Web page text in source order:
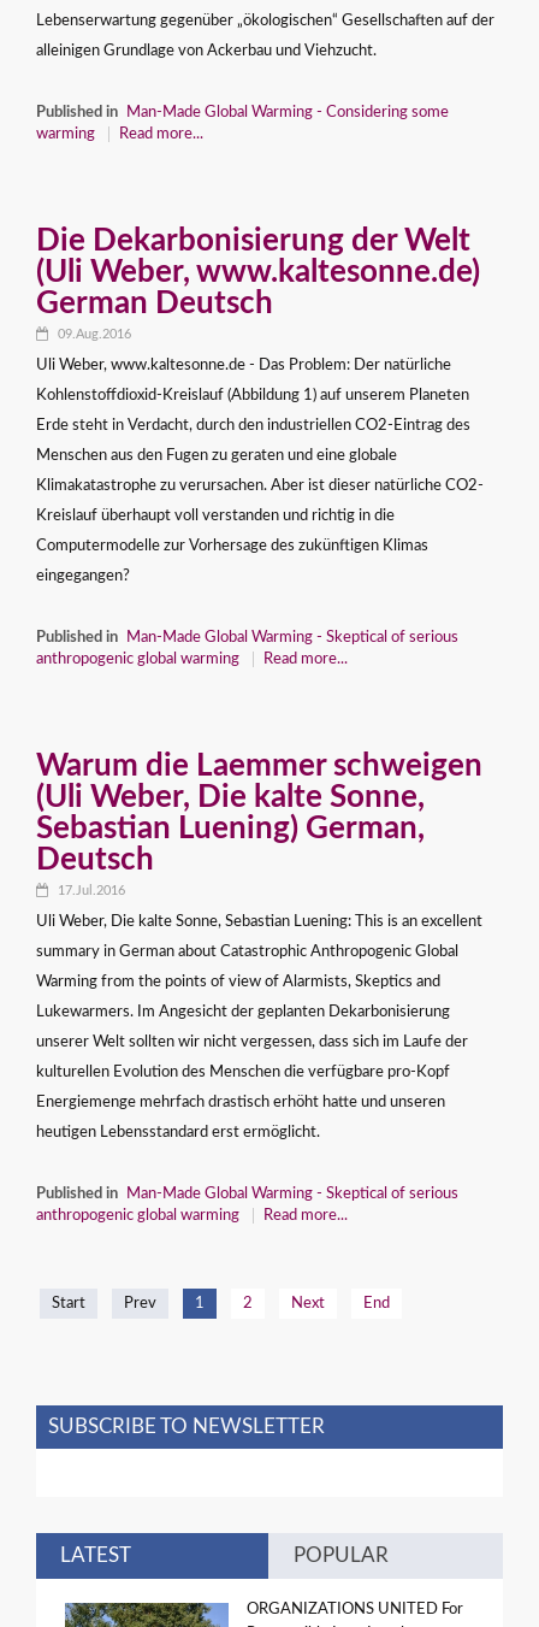
Lebenserwartung gegenüber „ökologischen“ Gesellschaften auf der
alleinigen Grundlage von Ackerbau und Viehzucht.
Published in
Man-Made Global Warming - Considering some
warming
Read more...
Die Dekarbonisierung der Welt
(Uli Weber, www.kaltesonne.de)
German Deutsch
09.Aug.2016
Uli Weber, www.kaltesonne.de - Das Problem: Der natürliche
Kohlenstoffdioxid-Kreislauf (Abbildung 1) auf unserem Planeten
Erde steht in Verdacht, durch den industriellen CO2-Eintrag des
Menschen aus den Fugen zu geraten und eine globale
Klimakatastrophe zu verursachen. Aber ist dieser natürliche CO2-
Kreislauf überhaupt voll verstanden und richtig in die
Computermodelle zur Vorhersage des zukünftigen Klimas
eingegangen?
Published in
Man-Made Global Warming - Skeptical of serious
anthropogenic global warming
Read more...
Warum die Laemmer schweigen
(Uli Weber, Die kalte Sonne,
Sebastian Luening) German,
Deutsch
17.Jul.2016
Uli Weber, Die kalte Sonne, Sebastian Luening: This is an excellent
summary in German about Catastrophic Anthropogenic Global
Warming from the points of view of Alarmists, Skeptics and
Lukewarmers. Im Angesicht der geplanten Dekarbonisierung
unserer Welt sollten wir nicht vergessen, dass sich im Laufe der
kulturellen Evolution des Menschen die verfügbare pro-Kopf
Energiemenge mehrfach drastisch erhöht hatte und unseren
heutigen Lebensstandard erst ermöglicht.
Published in
Man-Made Global Warming - Skeptical of serious
anthropogenic global warming
Read more...
Start Prev 1 2 Next End
SUBSCRIBE TO NEWSLETTER
LATEST POPULAR
ORGANIZATIONS UNITED For